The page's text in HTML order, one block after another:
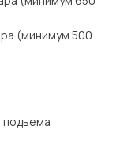
(минимум 500
подъема